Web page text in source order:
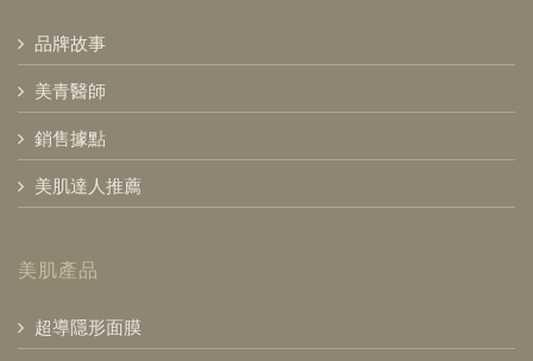
品牌故事
美青醫師
銷售據點
美肌達人推薦
美肌產品
超導隱形面膜